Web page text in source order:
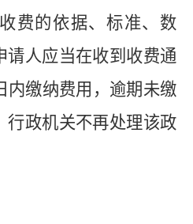
费的依据、标准、数
请人应当在收到收费通
内缴纳费用，逾期未缴
行政机关不再处理该政